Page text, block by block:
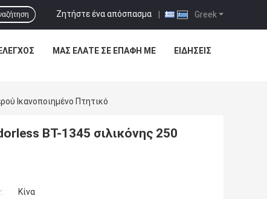
Greek
Ζητήστε ένα απόσπασμα |
ΜΑΣ ΕΛΆΤΕ ΣΕ ΕΠΑΦΉ ΜΕ ΕΙΔΉΣΕΙΣ
Ικανοποιημένο Πτητικό
BT-1345 σιλικόνης 250
Κίνα